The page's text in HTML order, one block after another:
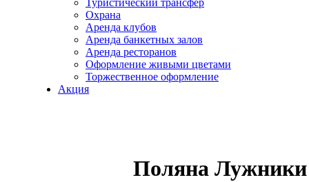
Туристический трансфер
Охрана
Аренда клубов
Аренда банкетных залов
Аренда ресторанов
Оформление живыми цветами
Торжественное оформление
Акция
Поляна